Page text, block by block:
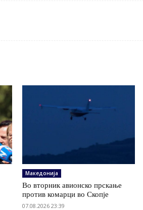
Македонија
Во вторник авионско прскање
против комарци во Скопје
07.08.2026 23:39